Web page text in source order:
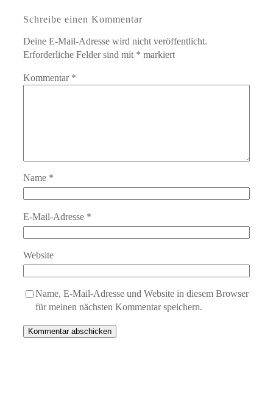
Schreibe einen Kommentar
Deine E-Mail-Adresse wird nicht veröffentlicht.
Erforderliche Felder sind mit * markiert
Kommentar *
Name *
E-Mail-Adresse *
Website
Name, E-Mail-Adresse und Website in diesem Browser
für meinen nächsten Kommentar speichern.